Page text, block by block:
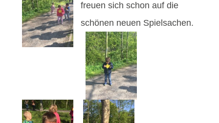
freuen sich schon auf die
schönen neuen Spielsachen.